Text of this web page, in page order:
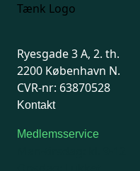
Ryesgade 3 A, 2. th.
2200 København N.
CVR-nr: 63870528
Kontakt
Medlemsservice